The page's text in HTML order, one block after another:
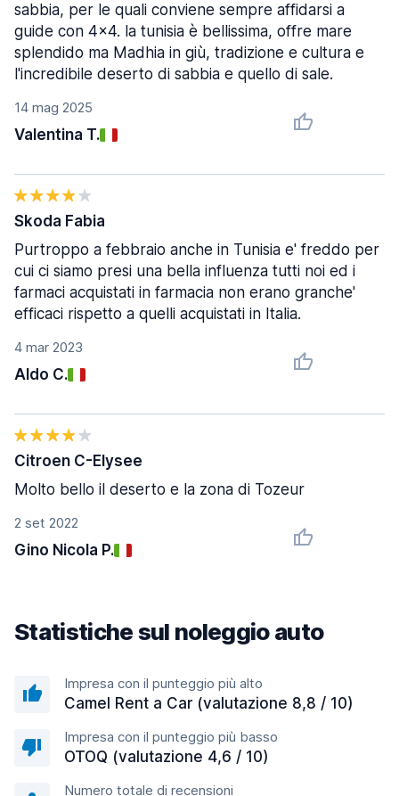
14 mag 2025
Valentina T.
sabbia, per le quali conviene sempre affidarsi a
guide con 4x4. la tunisia è bellissima, offre mare
splendido ma Madhia in giù, tradizione e cultura e
l'incredibile deserto di sabbia e quello di sale.
4 mar 2023
Aldo C.
Skoda Fabia
Purtroppo a febbraio anche in Tunisia e' freddo per
cui ci siamo presi una bella influenza tutti noi ed i
farmaci acquistati in farmacia non erano granche'
efficaci rispetto a quelli acquistati in Italia.
2 set 2022
Gino Nicola P.
Citroen C-Elysee
Molto bello il deserto e la zona di Tozeur
Statistiche sul noleggio auto
Impresa con il punteggio più alto
Camel Rent a Car (valutazione 8,8 / 10)
Impresa con il punteggio più basso
OTOQ (valutazione 4,6 / 10)
Numero totale di recensioni